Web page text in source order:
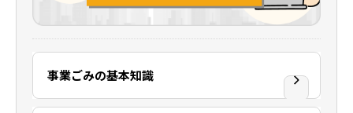
事業ごみの基本知識